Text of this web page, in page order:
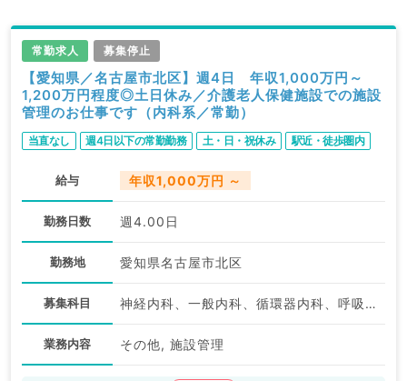
常勤求人 募集停止
【愛知県／名古屋市北区】週4日 年収1,000万円～
1,200万円程度◎土日休み／介護老人保健施設での施設
管理のお仕事です（内科系／常勤）
当直なし 週4日以下の常勤勤務 土・日・祝休み 駅近・徒歩圏内
給与 年収1,000万円 ～
勤務日数 週4.00日
勤務地 愛知県名古屋市北区
募集科目 神経内科、一般内科、循環器内科、呼吸器内科、消化器内科、内分泌・代謝内科、腎臓内科、老年内科、外科系全般、一般外科
業務内容 その他, 施設管理